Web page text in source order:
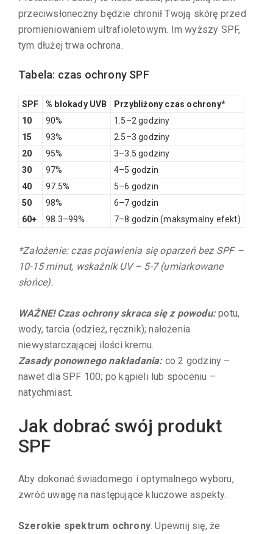
przeciwsłoneczny będzie chronił Twoją skórę przed
promieniowaniem ultrafioletowym. Im wyższy SPF,
tym dłużej trwa ochrona.
Tabela: czas ochrony SPF
SPF % blokady UVB
Przybliżony czas ochrony*
10
90%
1.5–2 godziny
15
93%
2.5–3 godziny
20
95%
3–3.5 godziny
30
97%
4–5 godzin
40
97.5%
5–6 godzin
50
98%
6–7 godzin
60+
98.3–99% 7–8 godzin (maksymalny efekt)
*Założenie: czas pojawienia się oparzeń bez SPF –
10-15 minut, wskaźnik UV – 5-7 (umiarkowane
słońce).
WAŻNE! Czas ochrony skraca się z powodu:potu,
wody, tarcia (odzież, ręcznik); nałożenia
niewystarczającej ilości kremu.
Zasady ponownego nakładania:co 2 godziny –
nawet dla SPF 100; po kąpieli lub spoceniu –
natychmiast.
Jak dobrać swój produkt
SPF
Aby dokonać świadomego i optymalnego wyboru,
zwróć uwagę na następujące kluczowe aspekty.
Szerokie spektrum ochrony. Upewnij się, że